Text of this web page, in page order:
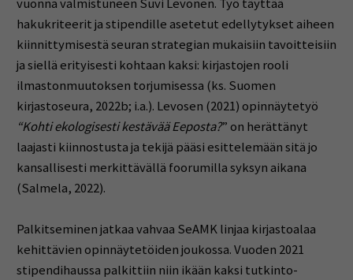
vuonna valmistuneen Suvi Levonen. Työ täyttää
hakukriteerit ja stipendille asetetut edellytykset aiheen
kiinnittymisestä seuran strategian mukaisiin tavoitteisiin
ja siellä erityisesti kohtaan kaksi: kirjastojen rooli
ilmastonmuutoksen torjumisessa (ks. Suomen
kirjastoseura, 2022b; i.a.). Levosen (2021) opinnäytetyö
“Kohti ekologisesti kestävää Eeposta?” on herättänyt
laajasti kiinnostusta ja tekijä pääsi esittelemään sitä jo
kansallisesti merkittävällä foorumilla syksyn aikana
(Salmela, 2022).
Palkitseminen jatkaa vahvaa SeAMK linjaa kirjastoalaa
kehittävien opinnäytetöiden joukossa. Vuoden 2021
stipendihaussa palkittiin niin ikään kaksi tutkinto-